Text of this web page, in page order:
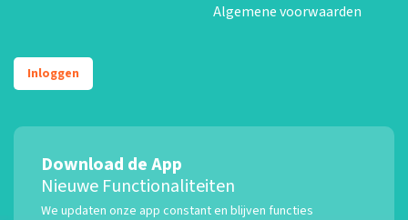
Algemene voorwaarden
Inloggen
Download de App
Nieuwe Functionaliteiten
We updaten onze app constant en blijven functies